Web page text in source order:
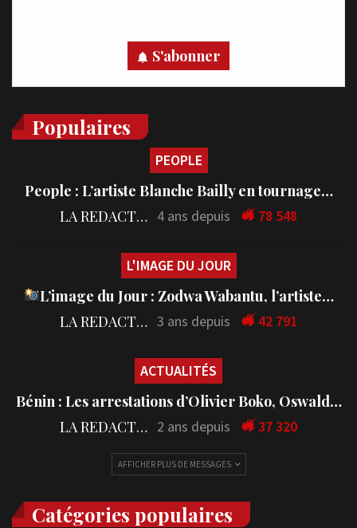
S'abonner
Populaires
PEOPLE
People : L’artiste Blanche Bailly en tournage…
LA REDACTION 4 ans depuis 78 548
L'IMAGE DU JOUR
L’image du Jour : Zodwa Wabantu, l’artiste…
LA REDACTION 3 ans depuis 42 791
ACTUALITÉS
Bénin : Les arrestations d’Olivier Boko, Oswald…
LA REDACTION 2 ans depuis 37 320
AFFICHER PLUS DE MESSAGES
Catégories populaires